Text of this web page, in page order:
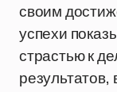
своим
успехи
страстью к